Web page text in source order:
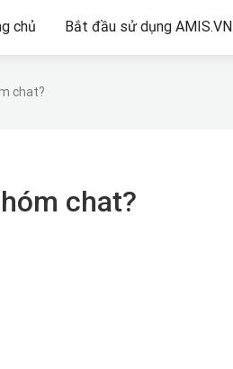
chủ Bắt đầu sử dụng AMIS.VN
chat?
chat?